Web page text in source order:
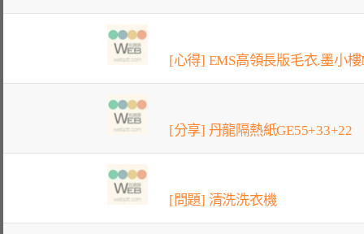
[心得] EMS高領長版毛衣.墨小樓
[分享] 丹龍隔熱紙GE55+33+22
[問題] 清洗洗衣機